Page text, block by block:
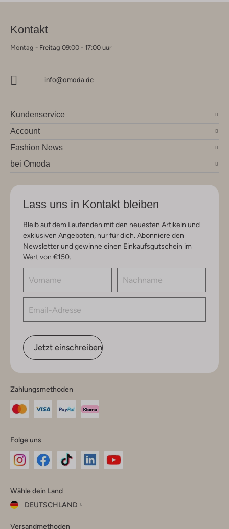
Kontakt
Montag - Freitag 09:00 - 17:00 uur
info@omoda.de
Kundenservice
Account
Fashion News
bei Omoda
Lass uns in Kontakt bleiben
Bleib auf dem Laufenden mit den neuesten Artikeln und
exklusiven Angeboten, nur für dich. Abonniere den
Newsletter und gewinne einen Einkaufsgutschein im
Wert von €150.
Jetzt einschreiben
Zahlungsmethoden
Folge uns
Instagram
Facebook
TikTok
Wähle dein Land
DEUTSCHLAND
dein
Versandmethoden